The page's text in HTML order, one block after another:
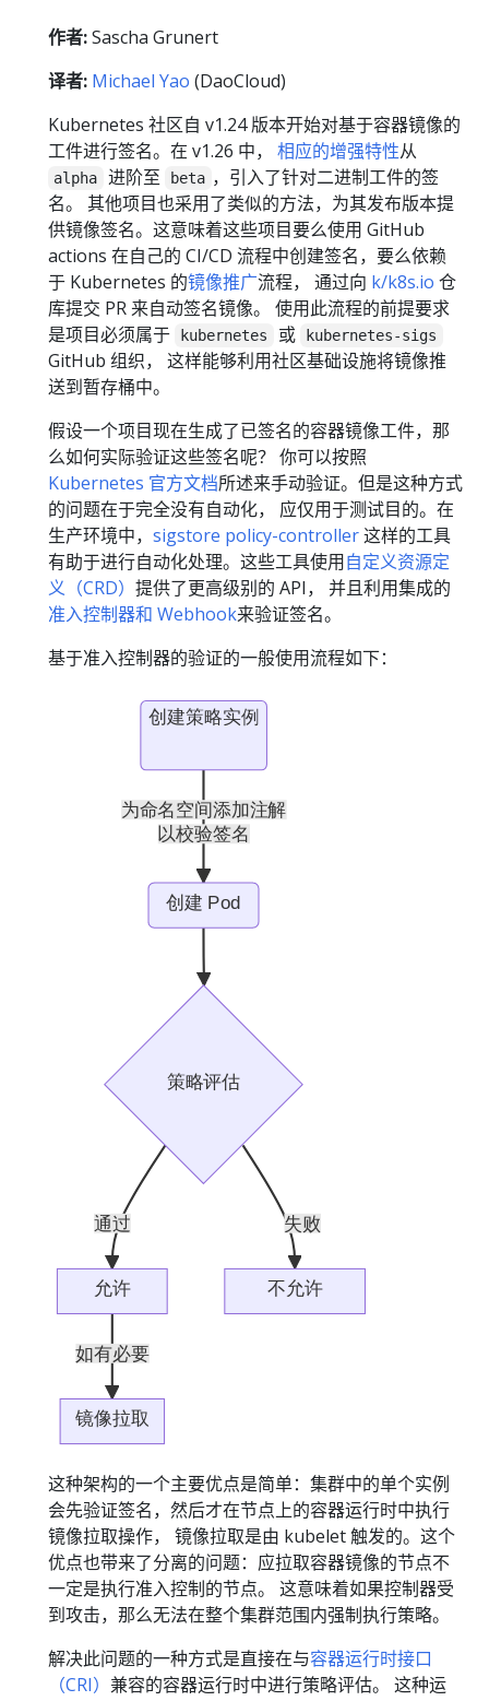
作者:Sascha Grunert
译者: Michael Yao (DaoCloud)
Kubernetes 社区自 v1.24 版本开始对基于容器镜像的
工件进行签名。在 v1.26 中， 相应的增强特性从
alpha 进阶至 beta ，引入了针对二进制工件的签
名。 其他项目也采用了类似的方法，为其发布版本提
供镜像签名。这意味着这些项目要么使用 GitHub
actions 在自己的 CI/CD 流程中创建签名，要么依赖
于 Kubernetes 的镜像推广流程， 通过向 k/k8s.io 仓
库提交 PR 来自动签名镜像。 使用此流程的前提要求
是项目必须属于
kubernetes 或 kubernetes-sigs
GitHub 组织， 这样能够利用社区基础设施将镜像推
送到暂存桶中。
假设一个项目现在生成了已签名的容器镜像工件，那
么如何实际验证这些签名呢？ 你可以按照
Kubernetes 官方文档所述来手动验证。但是这种方式
的问题在于完全没有自动化， 应仅用于测试目的。在
生产环境中， sigstore policy-controller这样的工具
有助于进行自动化处理。这些工具使用自定义资源定
义（CRD） 提供了更高级别的 API， 并且利用集成的
准入控制器和 Webhook来验证签名。
基于准入控制器的验证的一般使用流程如下：
这种架构的一个主要优点是简单：集群中的单个实例
会先验证签名，然后才在节点上的容器运行时中执行
镜像拉取操作， 镜像拉取是由 kubelet 触发的。这个
优点也带来了分离的问题：应拉取容器镜像的节点不
一定是执行准入控制的节点。 这意味着如果控制器受
到攻击，那么无法在整个集群范围内强制执行策略。
解决此问题的一种方式是直接在与容器运行时接口
（CRI） 兼容的容器运行时中进行策略评估。 这种运